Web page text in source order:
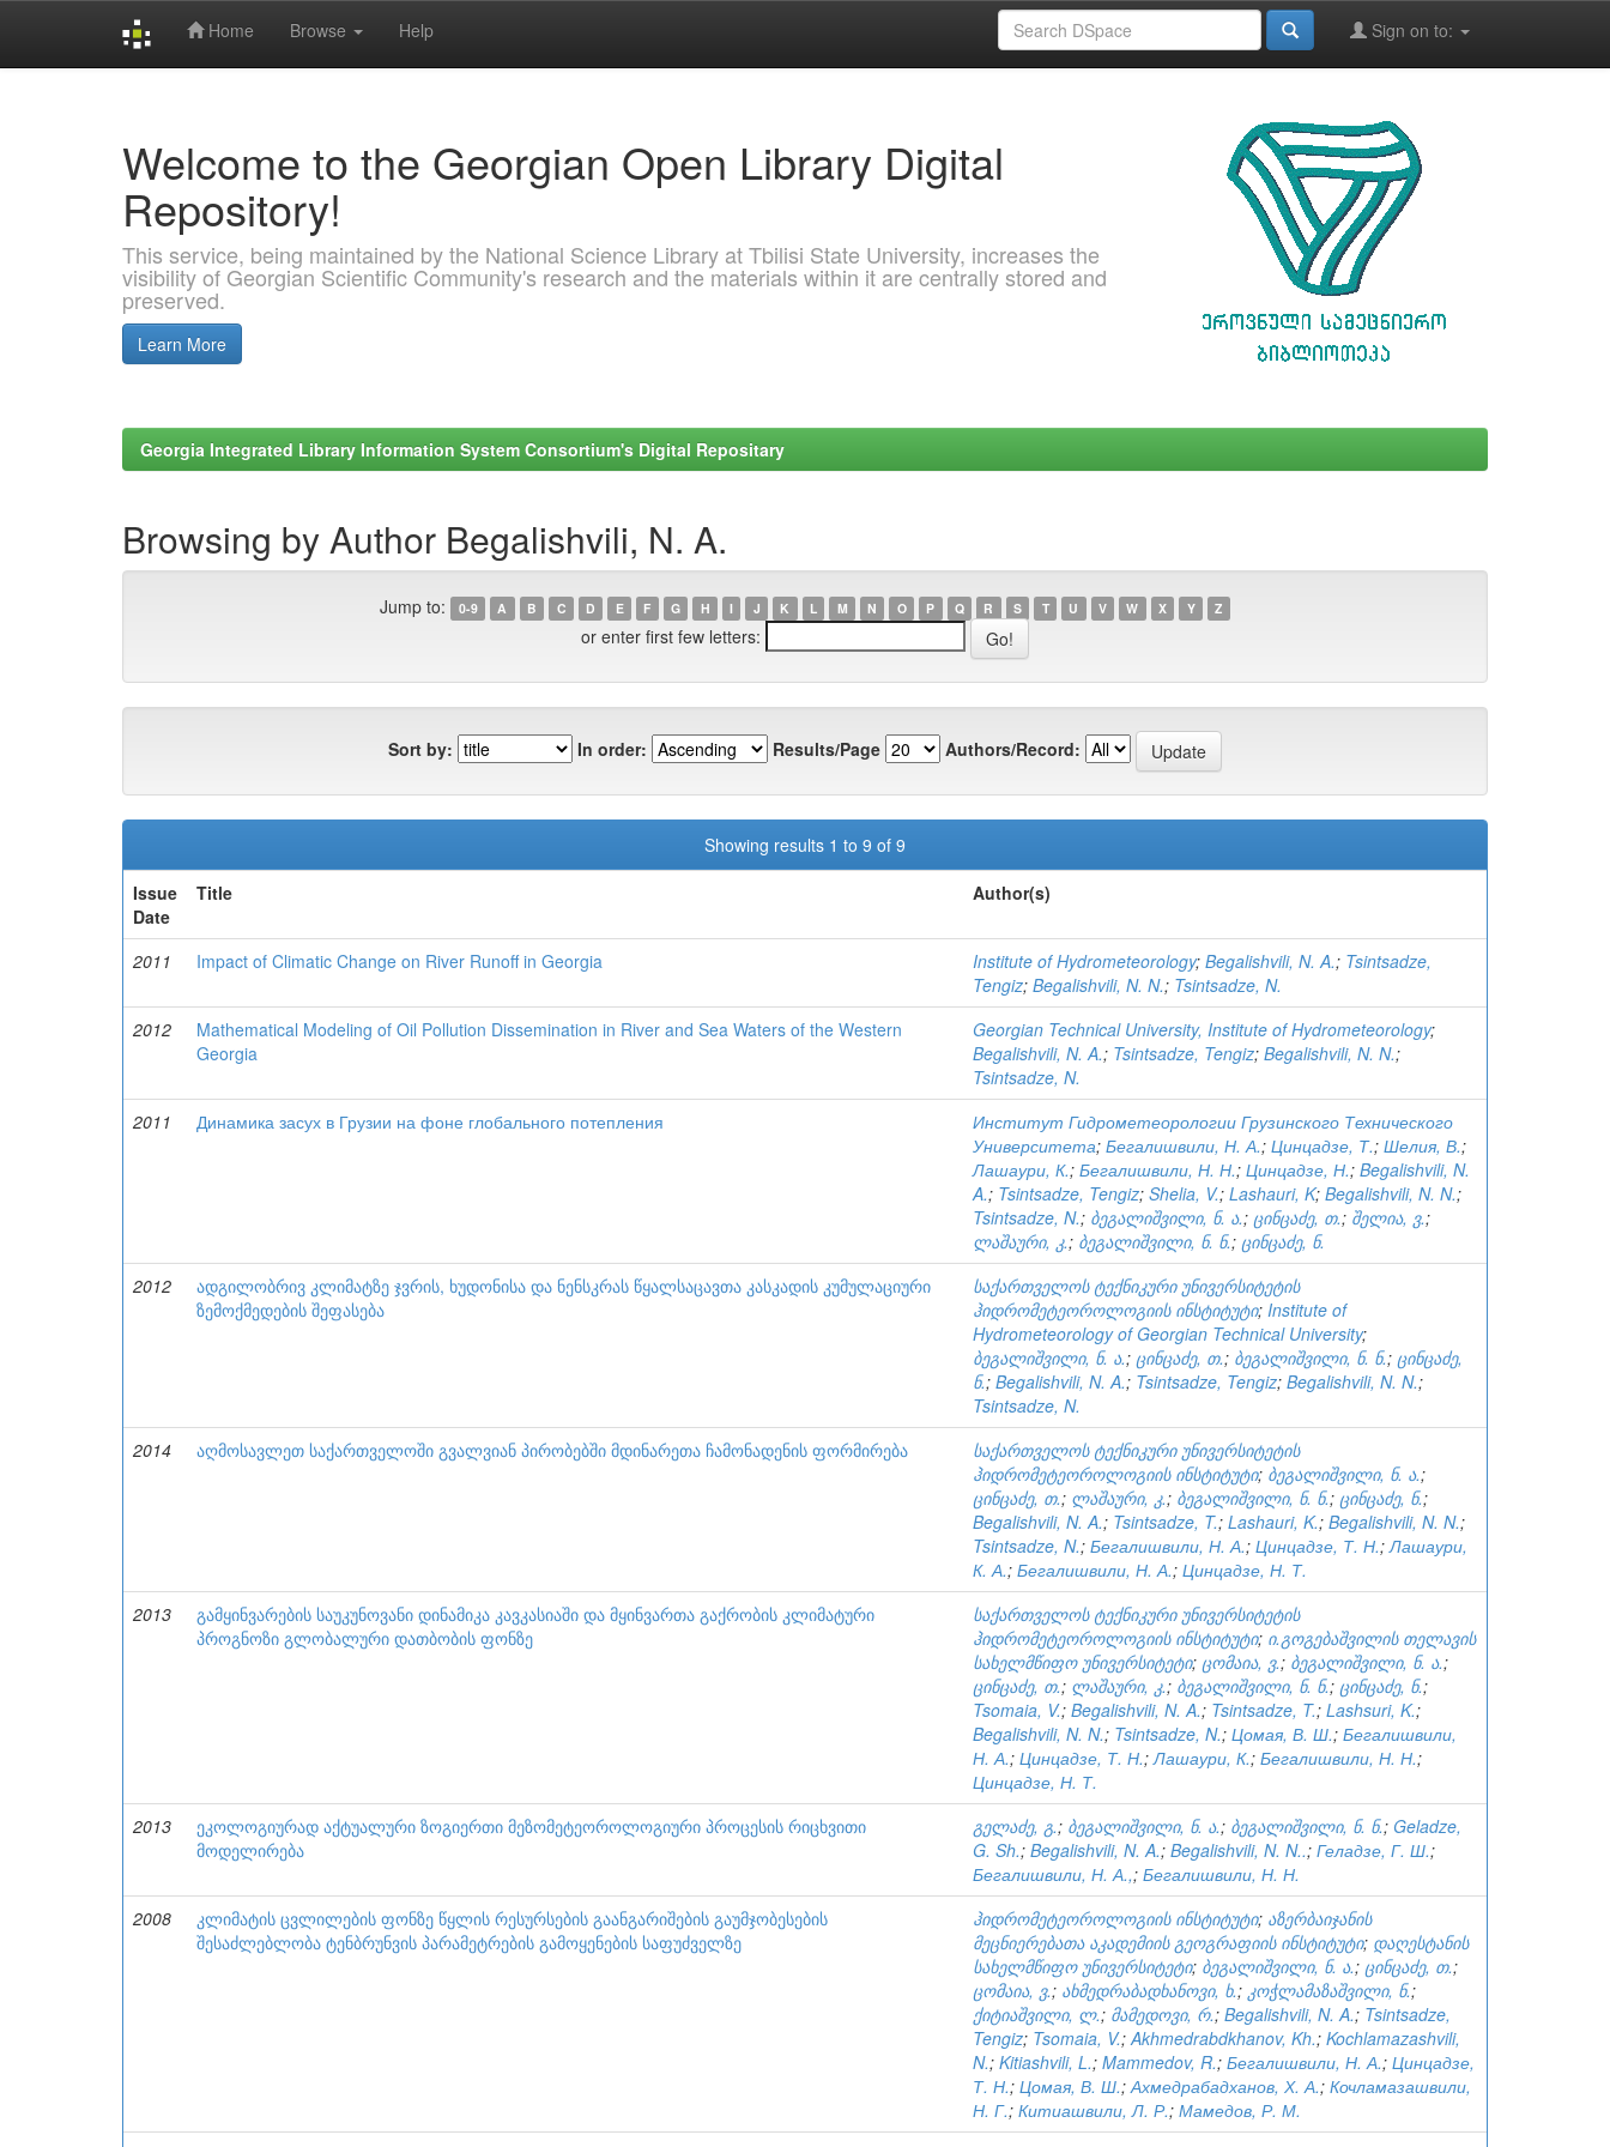
Home Browse Help Sign on to:
Welcome to the Georgian Open Library Digital
Repository!
This service, being maintained by the National Science Library at Tbilisi State University, increases the
visibility of Georgian Scientific Community's research and the materials within it are centrally stored and
preserved.
Learn More
Georgia Integrated Library Information System Consortium's Digital Repositary
Browsing by Author Begalishvili, N. A.
Jump to: 0-9 A B C D E F G H I J K L M N O P Q R S T U V W X Y Z
or enter first few letters:
Sort by: In order: Results/Page Authors/Record:
Showing results 1 to 9 of 9
Issue
Date
Title Author(s)
2011 Impact of Climatic Change on River Runoff in Georgia Institute of Hydrometeorology; Begalishvili, N. A.; Tsintsadze,
Tengiz; Begalishvili, N. N.; Tsintsadze, N.
2012
Mathematical Modeling of Oil Pollution Dissemination in River and Sea Waters of the Western
Georgia
Georgian Technical University, Institute of Hydrometeorology;
Begalishvili, N. A.; Tsintsadze, Tengiz; Begalishvili, N. N.;
Tsintsadze, N.
2011
Динамика засух в Грузии на фоне глобального потепления
Институт Гидрометеорологии Грузинского Технического
Университета; Бегалишвили, Н. А.; Цинцадзе, Т.; Шелия, В.;
Лашаури, К.; Бегалишвили, Н. Н.; Цинцадзе, Н.; Begalishvili, N.
A.; Tsintsadze, Tengiz; Shelia, V.; Lashauri, K; Begalishvili, N. N.;
Tsintsadze, N.; ბეგალიშვილი, ნ. ა.; ცინცაძე, თ.; შელია, ვ.;
ლაშაური, კ.; ბეგალიშვილი, ნ. ნ.; ცინცაძე, ნ.
2012
ადგილობრივ კლიმატზე ჯვრის, ხუდონისა და ნენსკრას წყალსაცავთა კასკადის კუმულაციური
ზემოქმედების შეფასება
საქართველოს ტექნიკური უნივერსიტეტის
ჰიდრომეტეოროლოგიის ინსტიტუტი; Institute of
Hydrometeorology of Georgian Technical University;
ბეგალიშვილი, ნ. ა.; ცინცაძე, თ.; ბეგალიშვილი, ნ. ნ.; ცინცაძე,
ნ.; Begalishvili, N. A.; Tsintsadze, Tengiz; Begalishvili, N. N.;
Tsintsadze, N.
2014
აღმოსავლეთ საქართველოში გვალვიან პირობებში მდინარეთა ჩამონადენის ფორმირება
საქართველოს ტექნიკური უნივერსიტეტის
ჰიდრომეტეოროლოგიის ინსტიტუტი; ბეგალიშვილი, ნ. ა.;
ცინცაძე, თ.; ლაშაური, კ.; ბეგალიშვილი, ნ. ნ.; ცინცაძე, ნ.;
Begalishvili, N. A.; Tsintsadze, T.; Lashauri, K.; Begalishvili, N. N.;
Tsintsadze, N.; Бегалишвили, Н. А.; Цинцадзе, Т. Н.;Лашаури,
К. А.; Бегалишвили, Н. А.; Цинцадзе, Н. Т.
2013
გამყინვარების საუკუნოვანი დინამიკა კავკასიაში და მყინვართა გაქრობის კლიმატური
პროგნოზი გლობალური დათბობის ფონზე
საქართველოს ტექნიკური უნივერსიტეტის
ჰიდრომეტეოროლოგიის ინსტიტუტი; ი.გოგებაშვილის თელავის
სახელმწიფო უნივერსიტეტი; ცომაია, ვ.; ბეგალიშვილი, ნ. ა.;
ცინცაძე, თ.; ლაშაური, კ.; ბეგალიშვილი, ნ. ნ.; ცინცაძე, ნ.;
Tsomaia, V.; Begalishvili, N. A.; Tsintsadze, T.; Lashsuri, K.;
Begalishvili, N. N.; Tsintsadze, N.; Цомая, В. Ш.; Бегалишвили,
Н. А.; Цинцадзе, Т. Н.;Лашаури, К.; Бегалишвили, Н. Н.;
Цинцадзе, Н. Т.
2013
ეკოლოგიურად აქტუალური ზოგიერთი მეზომეტეოროლოგიური პროცესის რიცხვითი
მოდელირება
გელაძე, გ.; ბეგალიშვილი, ნ. ა.; ბეგალიშვილი, ნ. ნ.; Geladze,
G. Sh.; Begalishvili, N. A.; Begalishvili, N. N..; Геладзе, Г. Ш.;
Бегалишвили, Н. А.,; Бегалишвили, Н. Н.
2008
კლიმატის ცვლილების ფონზე წყლის რესურსების გაანგარიშების გაუმჯობესების
შესაძლებლობა ტენბრუნვის პარამეტრების გამოყენების საფუძველზე
ჰიდრომეტეოროლოგიის ინსტიტუტი; აზერბაიჯანის
მეცნიერებათა აკადემიის გეოგრაფიის ინსტიტუტი; დაღესტანის
სახელმწიფო უნივერსიტეტი; ბეგალიშვილი, ნ. ა.; ცინცაძე, თ.;
ცომაია, ვ.; ახმედრაბადხანოვი, ხ.; კოჭლამაზაშვილი, ნ.;
ქიტიაშვილი, ლ.; მამედოვი, რ.; Begalishvili, N. A.; Tsintsadze,
Tengiz; Tsomaia, V.;Akhmedrabdkhanov, Kh.; Kochlamazashvili,
N.; Kitiashvili, L.; Mammedov, R.; Бегалишвили, Н. А.; Цинцадзе,
Т. Н.; Цомая, В. Ш.;Ахмедрабадханов, Х. А.; Кочламазашвили,
Н. Г.; Китиашвили, Л. Р.; Мамедов, Р. М.